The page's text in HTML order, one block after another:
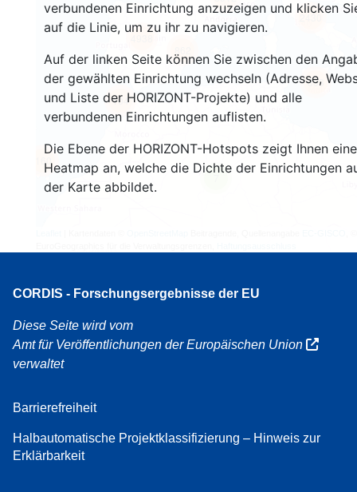
verbundenen Einrichtung anzuzeigen und klicken
auf die Linie, um zu ihr zu navigieren.
Auf der linken Seite können Sie zwischen den
der gewählten Einrichtung wechseln (Adresse,
und Liste der HORIZONT-Projekte) und alle
verbundenen Einrichtungen auflisten.
Die Ebene der HORIZONT-Hotspots zeigt Ihnen eine
Heatmap an, welche die Dichte der Einrichtungen
der Karte abbildet.
338
160
104
2430
CORDIS - Forschungsergebnisse der EU
Diese Seite wird vom
Amt für Veröffentlichungen der Europäischen Union
verwaltet
Barrierefreiheit
Halbautomatische Projektklassifizierung – Hinweis zur
Erklärbarkeit